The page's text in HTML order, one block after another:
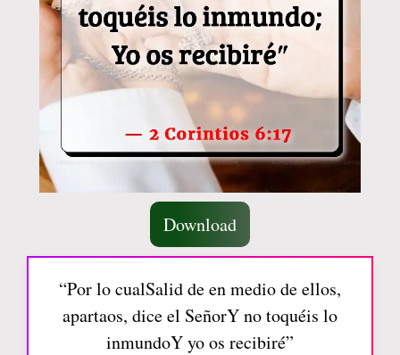
Download
“Por lo cualSalid de en medio de ellos,
apartaos, dice el SeñorY no toquéis lo
inmundoY yo os recibiré”